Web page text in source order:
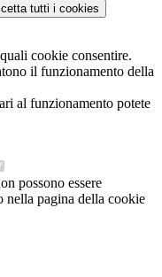
tutti i cookies
cookie consentire.
il funzionamento della
al funzionamento potete
possono essere
nella pagina della cookie